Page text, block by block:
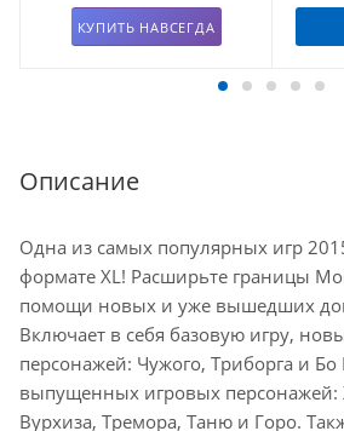
КУПИТЬ НАВСЕГДА
Описание
Одна из самых популярных игр
формате XL! Расширьте границы
помощи новых и уже вышедших
Включает в себя базовую игру,
персонажей: Чужого, Триборга и
выпущенных игровых
Вурхиза, Тремора, Таню и Горо.